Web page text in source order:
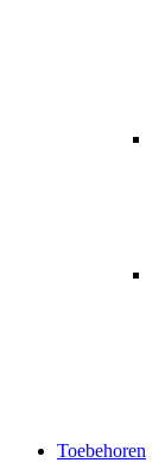
Toebehoren